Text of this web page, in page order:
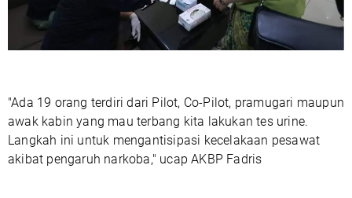
"Ada 19 orang terdiri dari Pilot, Co-Pilot, pramugari maupun
awak kabin yang mau terbang kita lakukan tes urine.
Langkah ini untuk mengantisipasi kecelakaan pesawat
akibat pengaruh narkoba," ucap AKBP Fadris